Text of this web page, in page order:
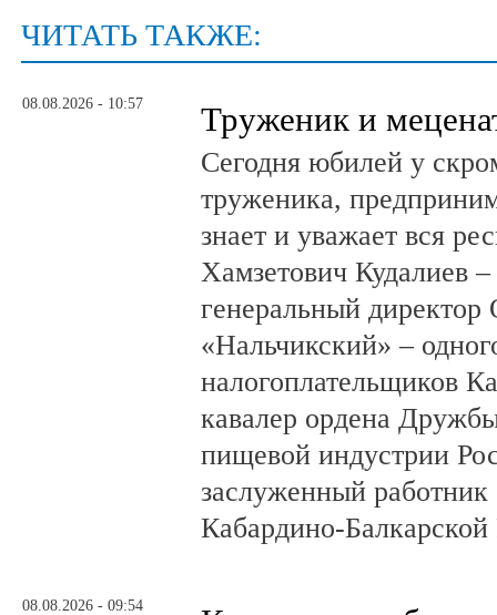
ЧИТАТЬ ТАКЖЕ:
08.08.2026 - 10:57 Труженик и
Сегодня юбилей у
труженика,
знает и уважает вся
Хамзетович Кудалиев
генеральный
«Нальчикский» –
налогоплательщиков
кавалер ордена
пищевой индустрии
заслуженный работник
Кабардино-
08.08.2026 - 09:54